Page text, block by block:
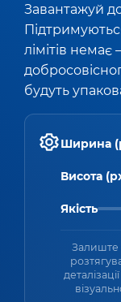
Завантажуй
лімітів
будуть
Ширина
Висота
Якість
Залиште